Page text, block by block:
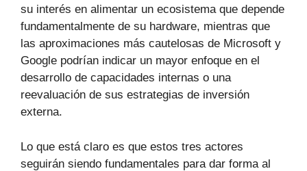
su interés en alimentar un ecosistema que depende
fundamentalmente de su hardware, mientras que
las aproximaciones más cautelosas de Microsoft y
Google podrían indicar un mayor enfoque en el
desarrollo de capacidades internas o una
reevaluación de sus estrategias de inversión
externa.
Lo que está claro es que estos tres actores
seguirán siendo fundamentales para dar forma al